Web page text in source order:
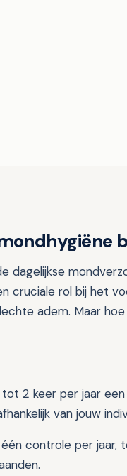
dagelijkse
cruciale rol bij het
adem. Maar
2 keer per jaar
van jouw
controle per jaar,